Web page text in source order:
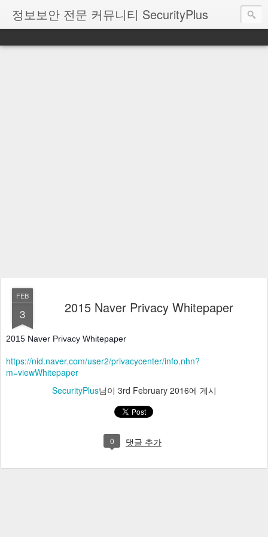
정보보안 전문 커뮤니티 SecurityPlus
FEB
3 2015 Naver Privacy Whitepaper
2015 Naver Privacy Whitepaper
https://nid.naver.com/user2/privacycenter/info.nhn?
m=viewWhitepaper
SecurityPlus님이 3rd February 2016에 게시
0 댓글 추가